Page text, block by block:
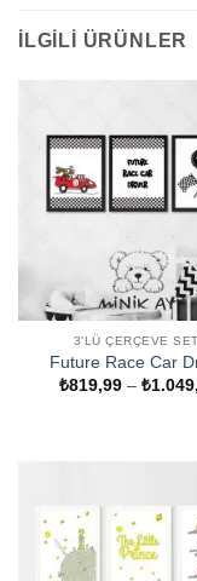
İLGILI ÜRÜNLER
3'LÜ ÇERÇEVE
Future Race Car
₺819,99 – ₺